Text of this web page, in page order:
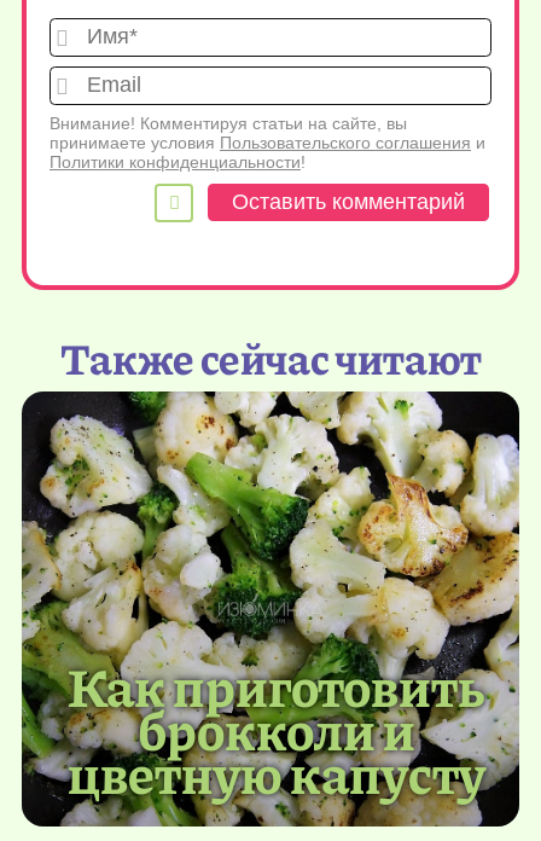
Имя*
Внимание! Комментируя статьи на сайте, вы
принимаете условия Пользовательского соглашения и
Политики конфиденциальности!
Также сейчас читают
Как приготовить
брокколи и
цветную капусту